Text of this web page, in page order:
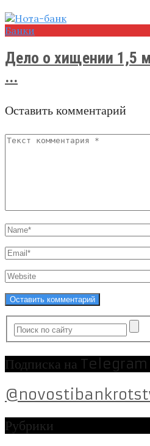
Банки
Дело о хищении 1,5
...
Оставить комментарий
Подписка на Telegram
Рубрики